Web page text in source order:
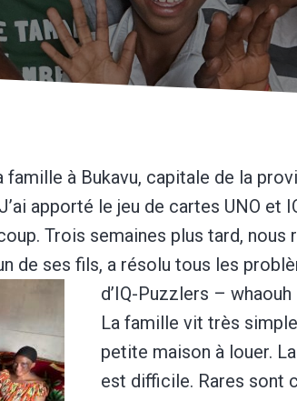
à Bukavu, capitale de la
apporté le jeu de cartes UNO et
Trois semaines plus tard, nous
de ses fils, a résolu tous les
d’IQ-Puzzlers – whaouh
La famille vit très
petite maison à louer.
est difficile. Rares sont